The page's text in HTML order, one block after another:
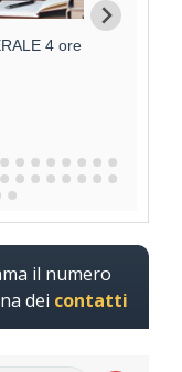
4 ore
il numero
dei contatti